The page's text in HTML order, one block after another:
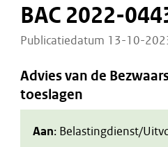
BAC 2022-
Publicatiedatum 13-10-
Advies van de
toeslagen
Aan: Belastingdienst/